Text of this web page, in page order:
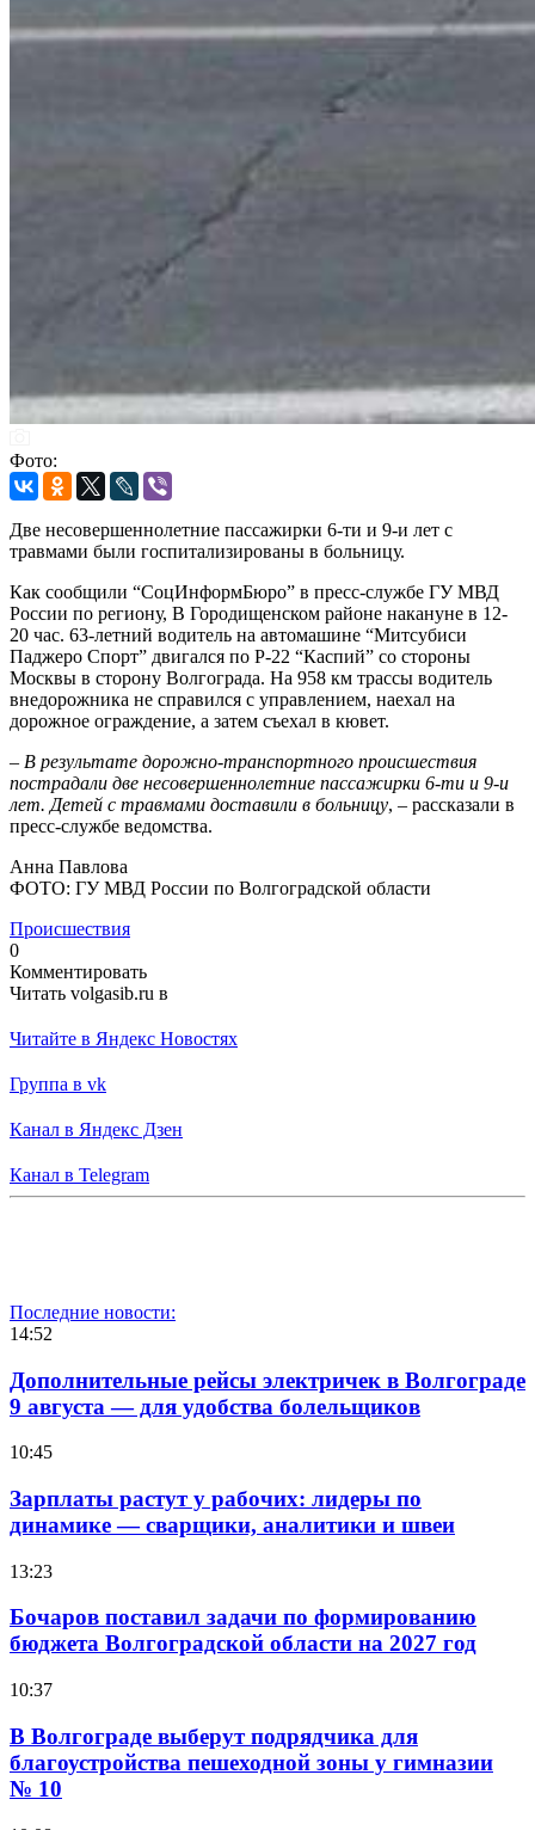
Фото:
Две несовершеннолетние пассажирки 6-ти и 9-и лет с
травмами были госпитализированы в больницу.
Как сообщили “СоцИнформБюро” в пресс-службе ГУ МВД
России по региону, В Городищенском районе накануне в 12-
20 час. 63-летний водитель на автомашине “Митсубиси
Паджеро Спорт” двигался по Р-22 “Каспий” со стороны
Москвы в сторону Волгограда. На 958 км трассы водитель
внедорожника не справился с управлением, наехал на
дорожное ограждение, а затем съехал в кювет.
– В результате дорожно-транспортного происшествия
пострадали две несовершеннолетние пассажирки 6-ти и 9-и
лет. Детей с травмами доставили в больницу, – рассказали в
пресс-службе ведомства.
Анна Павлова
ФОТО: ГУ МВД России по Волгоградской области
Происшествия
0
Комментировать
Читать volgasib.ru в
Читайте в Яндекс Новостях
Группа в vk
Канал в Яндекс Дзен
Канал в Telegram
Последние новости:
14:52
Дополнительные рейсы электричек в Волгограде
9 августа — для удобства болельщиков
10:45
Зарплаты растут у рабочих: лидеры по
динамике — сварщики, аналитики и швеи
13:23
Бочаров поставил задачи по формированию
бюджета Волгоградской области на 2027 год
10:37
В Волгограде выберут подрядчика для
благоустройства пешеходной зоны у гимназии
№ 10